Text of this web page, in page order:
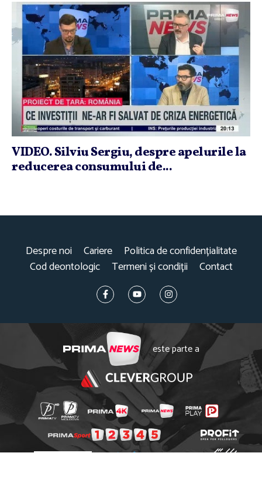
VIDEO. Silviu Sergiu, despre apelurile la
reducerea consumului de...
Despre noi Cariere
Politica de confidențialitate
Cod deontologic
Termeni și condiții Contact
este parte a